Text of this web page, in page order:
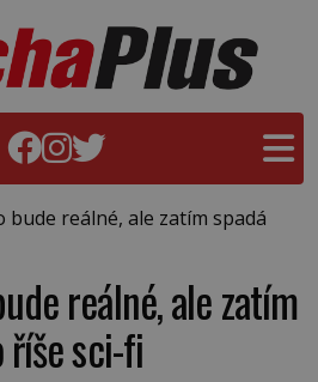
bude reálné, ale zatím spadá
reálné, ale zatím
říše sci-fi